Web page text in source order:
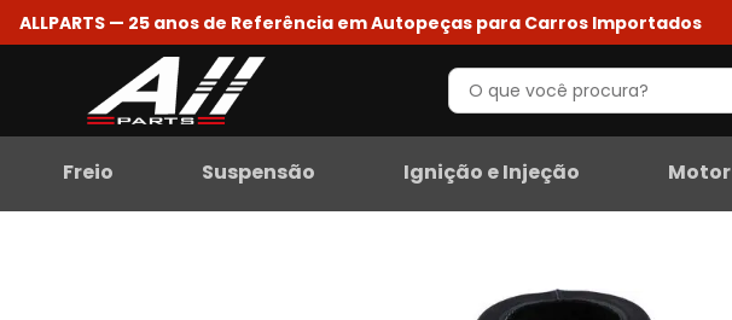
ALLPARTS — 25 anos de Referência em Autopeças para Carros Importados
Freio Suspensão Ignição e Injeção Motor